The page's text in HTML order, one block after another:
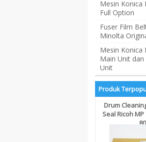
Mesin Konica
Full Option
Fuser Film
Minolta
Mesin Konica
Main Unit dan
Unit
Produk
Paper Exit